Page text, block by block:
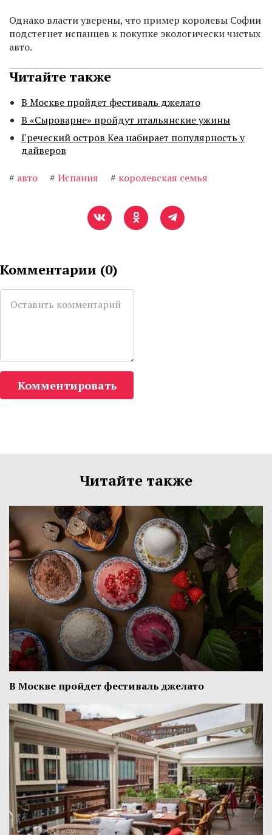
Однако власти уверены, что пример королевы Софии
подстегнет испанцев к покупке экологически чистых
авто.
Читайте также
В Москве пройдет фестиваль джелато
В «Сыроварне» пройдут итальянские ужины
Греческий остров Кеа набирает популярность у
дайверов
# авто # Испания # королевская семья
Комментарии (0)
Комментировать
Читайте также
В Москве пройдет фестиваль джелато